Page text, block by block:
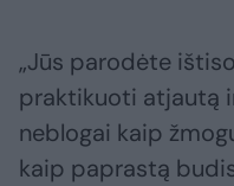
„Jūs parodėte
praktikuoti atjautą
neblogai kaip
kaip paprastą